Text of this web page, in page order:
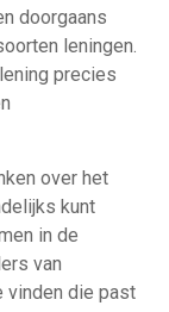
doorgaans
leningen.
precies
over het
kunt
in de
van
vinden die past